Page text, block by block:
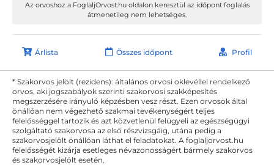
Az orvoshoz a FoglaljOrvost.hu oldalon keresztül az időpont foglalás
átmenetileg nem lehetséges.
Árlista Összes időpont Profil
* Szakorvos jelölt (rezidens): általános orvosi oklevéllel rendelkező
orvos, aki jogszabályok szerinti szakorvosi szakképesítés
megszerzésére irányuló képzésben vesz részt. Ezen orvosok által
önállóan nem végezhető szakmai tevékenységért teljes
felelősséggel tartozik és azt közvetlenül felügyeli az egészségügyi
szolgáltató szakorvosa az első részvizsgáig, utána pedig a
szakorvosjelölt önállóan láthat el feladatokat. A foglaljorvost.hu
felelősségét kizárja esetleges névazonosságért bármely szakorvos
és szakorvosjelölt esetén.